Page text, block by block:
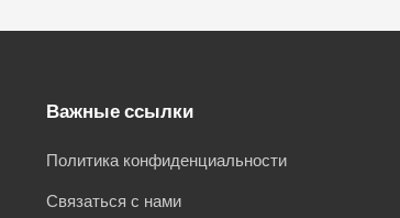
Важные ссылки
Политика конфиденциальности
Связаться с нами